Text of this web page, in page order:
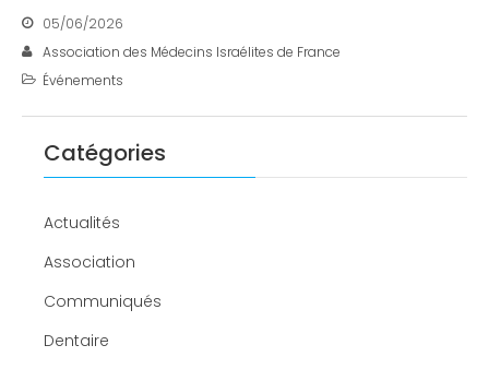
05/06/2026
Association des Médecins Israélites de France
Événements
Catégories
Actualités
Association
Communiqués
Dentaire